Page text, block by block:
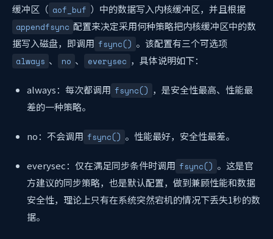
缓冲区（ aof_buf ）中的数据写入内核缓冲区，并且根据
appendfsync 配置来决定采用何种策略把内核缓冲区中的数
据写入磁盘，即调用 fsync() 。该配置有三个可选项
always 、 no 、 everysec ，具体说明如下：
always：每次都调用 fsync() ，是安全性最高、性能最
差的一种策略。
no：不会调用 fsync() 。性能最好，安全性最差。
everysec：仅在满足同步条件时调用 fsync() 。这是官
方建议的同步策略，也是默认配置，做到兼顾性能和数据
安全性，理论上只有在系统突然宕机的情况下丢失1秒的数
据。